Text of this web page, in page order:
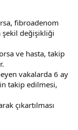
fibroadenom
şekil değişikliği
ve hasta, takip
vakalarda 6 ay
takip edilmesi,
çıkartılması